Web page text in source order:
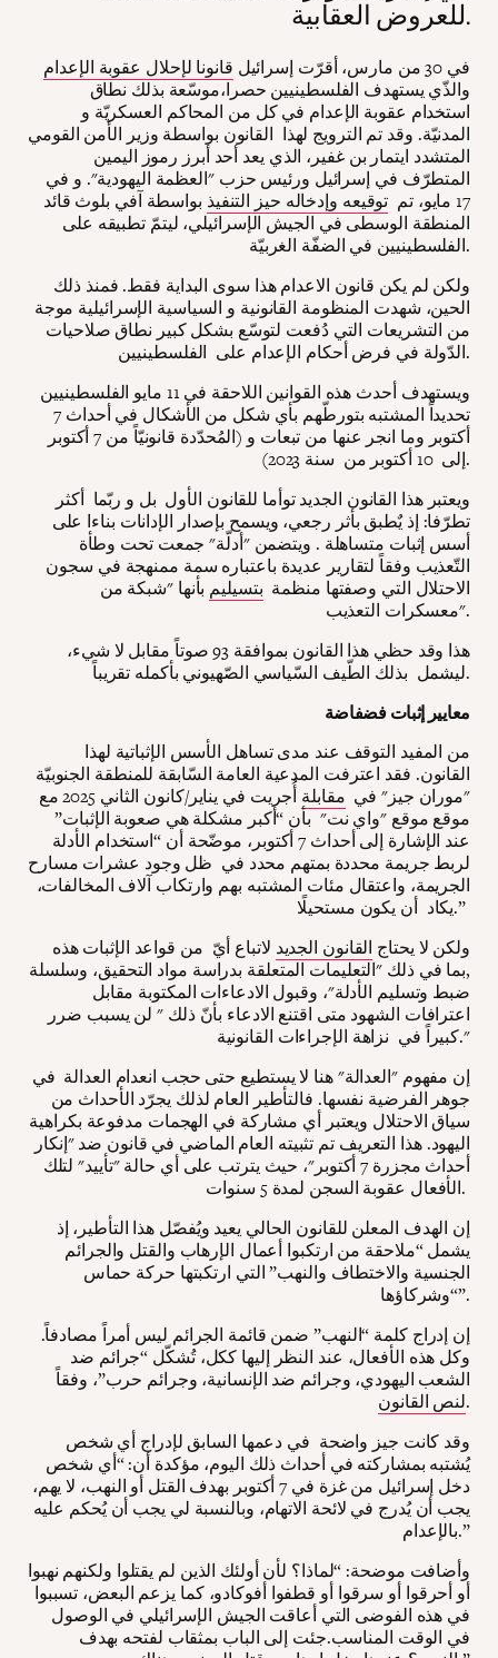
للعروض العقابية.
في 30 من مارس، أقرّت إسرائيل
قانونا لإحلال عقوبة الإعدام
والذّي يستهدف الفلسطينيين حصرا،موسّعة بذلك نطاق
استخدام عقوبة الإعدام في كل من المحاكم العسكريّة و
المدنيّة. وقد تم الترويج لهذا القانون بواسطة وزير الأمن القومي
المتشدد ايتمار بن غفير، الذي يعد أحد أبرز رموز اليمين
المتطرّف في إسرائيل ورئيس حزب "العظمة اليهودية". و في
17 مايو، تم
توقيعه وإدخاله حيز التنفيذ بواسطة آفي بلوث قائد
المنطقة الوسطى في الجيش الإسرائيلي، ليتمّ تطبيقه على
الفلسطينيين في الضفّة الغربيّة.
ولكن لم يكن قانون الاعدام هذا سوى البداية فقط. فمنذ ذلك
الحين، شهدت المنظومة القانونية و السياسية الإسرائيلية موجة
من التشريعات التي دُفعت لتوسّع بشكل كبير نطاق صلاحيات
الدّولة في فرض أحكام الإعدام على الفلسطينيين.
ويستهدف أحدث هذه القوانين اللاحقة في 11 مايو الفلسطينيين
تحديداً المشتبه بتورطّهم بأي شكل من الأشكال في أحداث 7
أكتوبر وما انجر عنها من تبعات و (المُحدّدة قانونيّاً من 7 أكتوبر
إلى 10 أكتوبر من سنة 2023).
ويعتبر هذا القانون الجديد توأما للقانون الأول بل و ربّما أكثر
تطرّفا: إذ يٌطبق بأثر رجعي، ويسمح بإصدار الإدانات بناءا على
أسس إثبات متساهلة . ويتضمن "أدلّة" جمعت تحت وطأة
التّعذيب وفقاً لتقارير عديدة باعتباره سمة ممنهجة في سجون
الاحتلال التي وصفتها منظمة بتسيليم بأنها "شبكة من
معسكرات التعذيب".
هذا وقد حظي هذا القانون بموافقة 93 صوتاً مقابل لا شيء،
ليشمل بذلك الطّيف السّياسي الصّهيوني بأكمله تقريباً.
معايير إثبات فضفاضة
من المفيد التوقف عند مدى تساهل الأسس الإثباتية لهذا
القانون. فقد اعترفت المدعية العامة السّابقة للمنطقة الجنوبيّة
"موران جيز" في مقابلة
أُجريت في يناير/كانون الثاني 2025 مع
موقع موقع "واي نت" بأن “أكبر مشكلة هي صعوبة الإثبات”
عند الإشارة إلى أحداث 7 أكتوبر، موضّحة أن “استخدام الأدلة
لربط جريمة محددة بمتهم محدد في ظل وجود عشرات مسارح
الجريمة، واعتقال مئات المشتبه بهم وارتكاب آلاف المخالفات،
يكاد أن يكون مستحيلًا.”
ولكن لا يحتاج القانون الجديد لاتباع أيّ من قواعد الإثبات هذه
,بما في ذلك "التعليمات المتعلقة بدراسة مواد التحقيق، وسلسلة
ضبط وتسليم الأدلة"، وقبول الادعاءات المكتوبة مقابل
اعترافات الشهود متى اقتنع الادعاء بأنّ ذلك " لن يسبب ضرر
كبيراً في نزاهة الإجراءات القانونية."
إن مفهوم "العدالة" هنا لا يستطيع حتى حجب انعدام العدالة في
جوهر الفرضية نفسها. فالتأطير العام لذلك يجرّد الأحداث من
سياق الاحتلال ويعتبر أي مشاركة في الهجمات مدفوعة بكراهية
اليهود. هذا التعريف تم تثبيته العام الماضي في قانون ضد "إنكار
أحداث مجزرة 7 أكتوبر"، حيث يترتب على أي حالة "تأييد" لتلك
الأفعال عقوبة السجن لمدة 5 سنوات.
إن الهدف المعلن للقانون الحالي يعيد ويُفصّل هذا التأطير، إذ
يشمل “ملاحقة من ارتكبوا أعمال الإرهاب والقتل والجرائم
الجنسية والاختطاف والنهب” التي ارتكبتها حركة حماس
“وشركاؤها”.
إن إدراج كلمة “النهب” ضمن قائمة الجرائم ليس أمراً مصادفاً.
وكل هذه الأفعال، عند النظر إليها ككل، تُشكّل “جرائم ضد
الشعب اليهودي، وجرائم ضد الإنسانية، وجرائم حرب”، وفقاً
لنص القانون.
وقد كانت جيز واضحة في دعمها السابق لإدراج أي شخص
يُشتبه بمشاركته في أحداث ذلك اليوم، مؤكدة أن: “أي شخص
دخل إسرائيل من غزة في 7 أكتوبر بهدف القتل أو النهب، لا يهم،
يجب أن يُدرج في لائحة الاتهام، وبالنسبة لي يجب أن يُحكم عليه
بالإعدام.”
وأضافت موضحة: “لماذا؟ لأن أولئك الذين لم يقتلوا ولكنهم نهبوا
أو أحرقوا أو سرقوا أو قطفوا أفوكادو، كما يزعم البعض، تسببوا
في هذه الفوضى التي أعاقت الجيش الإسرائيلي في الوصول
في الوقت المناسب.جئت إلى الباب بمثقاب لفتحه بهدف